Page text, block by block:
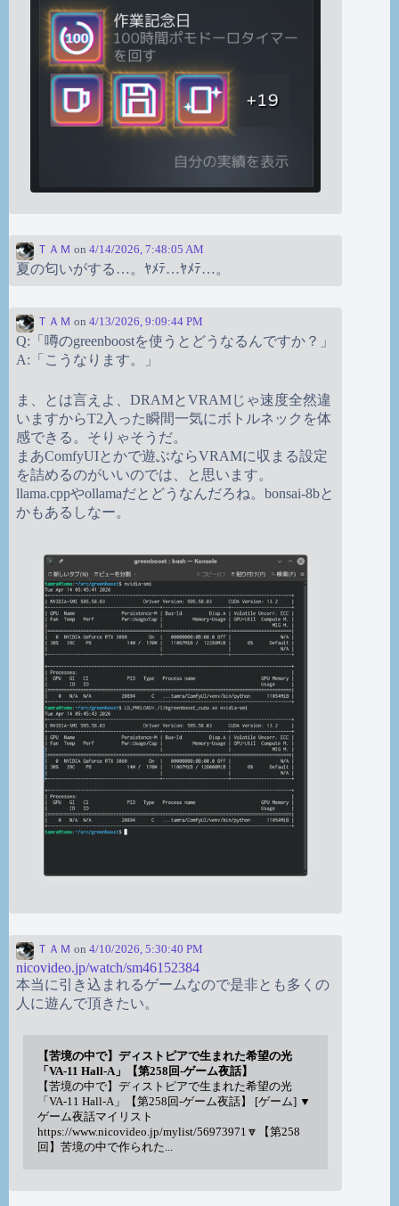
ＴＡＭ on 4/14/2026, 7:48:05 AM
夏の匂いがする…。ﾔﾒﾃ…ﾔﾒﾃ…。
ＴＡＭ on 4/13/2026, 9:09:44 PM
Q:「噂のgreenboostを使うとどうなるんですか？」
A:「こうなります。」
ま、とは言えよ、DRAMとVRAMじゃ速度全然違
いますからT2入った瞬間一気にボトルネックを体
感できる。そりゃそうだ。
まあComfyUIとかで遊ぶならVRAMに収まる設定
を詰めるのがいいのでは、と思います。
llama.cppやollamaだとどうなんだろね。bonsai-8bと
かもあるしなー。
ＴＡＭ on 4/10/2026, 5:30:40 PM
nicovideo.jp/watch/sm46152384
本当に引き込まれるゲームなので是非とも多くの
人に遊んで頂きたい。
【苦境の中で】ディストピアで生まれた希望の光
「VA-11 Hall-A」【第258回-ゲーム夜話】
【苦境の中で】ディストピアで生まれた希望の光
「VA-11 Hall-A」【第258回-ゲーム夜話】 [ゲーム] ▼
ゲーム夜話マイリスト
https://www.nicovideo.jp/mylist/56973971🔽【第258
回】苦境の中で作られた...